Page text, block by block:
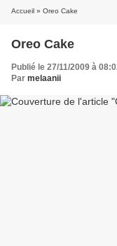
Accueil » Oreo Cake
Oreo Cake
Publié le 27/11/2009 à
Par melaanii